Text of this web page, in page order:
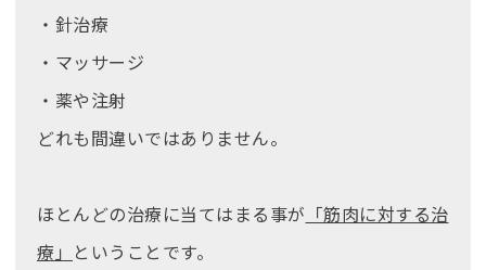
・針治療
・マッサージ
・薬や注射
どれも間違いではありません。
ほとんどの治療に当てはまる事が 「筋肉に対する治
療」 ということです。